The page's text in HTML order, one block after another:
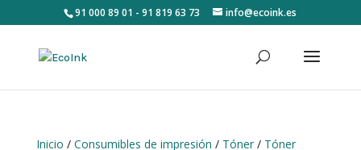
91 000 89 01 - 91 819 63 73 info@ecoink.es
Inicio / Consumibles de impresión / Tóner/ Tóner